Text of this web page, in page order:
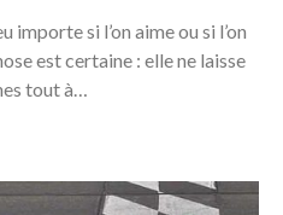
si l’on aime ou si l’on
est certaine : elle ne laisse
tout à…